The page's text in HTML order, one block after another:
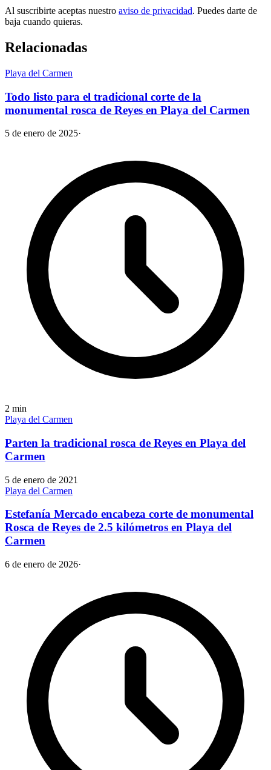
Al suscribirte aceptas nuestro aviso de privacidad. Puedes darte de
baja cuando quieras.
Relacionadas
Playa del Carmen
Todo listo para el tradicional corte de la
monumental rosca de Reyes en Playa del Carmen
5 de enero de 2025·
2 min
Playa del Carmen
Parten la tradicional rosca de Reyes en Playa del
Carmen
5 de enero de 2021
Playa del Carmen
Estefanía Mercado encabeza corte de monumental
Rosca de Reyes de 2.5 kilómetros en Playa del
Carmen
6 de enero de 2026·